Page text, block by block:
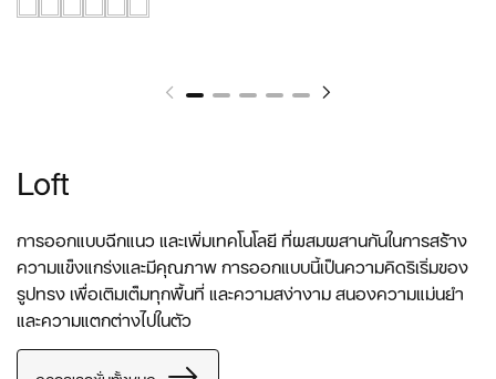
Loft
การออกแบบฉีกแนว และเพิ่มเทคโนโลยี ที่ผสมผสานกันในการสร้าง
ความแข็งแกร่งและมีคุณภาพ การออกแบบนี้เป็นความคิดริเริ่มของ
รูปทรง เพื่อเติมเต็มทุกพื้นที่ และความสง่างาม สนองความแม่นยำ
และความแตกต่างไปในตัว